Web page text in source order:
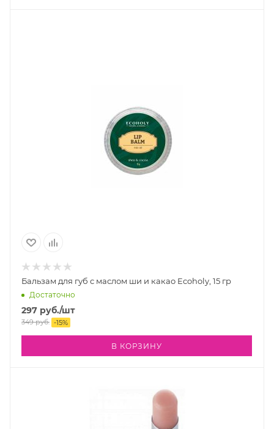
Бальзам для губ с маслом ши и какао Ecoholy, 15 гр
Достаточно
297 руб./шт
349руб. -15%
В КОРЗИНУ